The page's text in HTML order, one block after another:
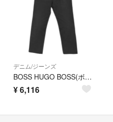
デニム/ジーンズ
BOSS HUGO BOSS(ボスヒューゴボス) ストレッチブラックデニムパンツ
¥6,116